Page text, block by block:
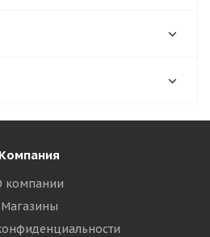
Компания
компании
Магазины